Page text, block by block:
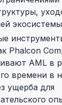
экосистемы
Phalcon
AML в
времени в
ущерба для